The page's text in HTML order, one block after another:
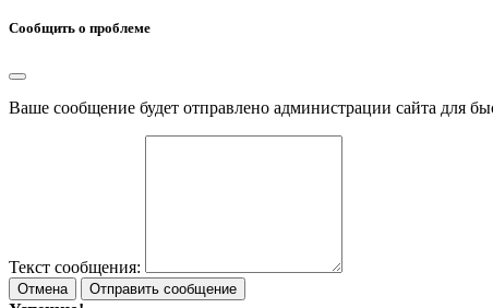
Сообщить о проблеме
Ваше сообщение будет отправлено администрации сайта для
Текст сообщения:
Отмена Отправить сообщение